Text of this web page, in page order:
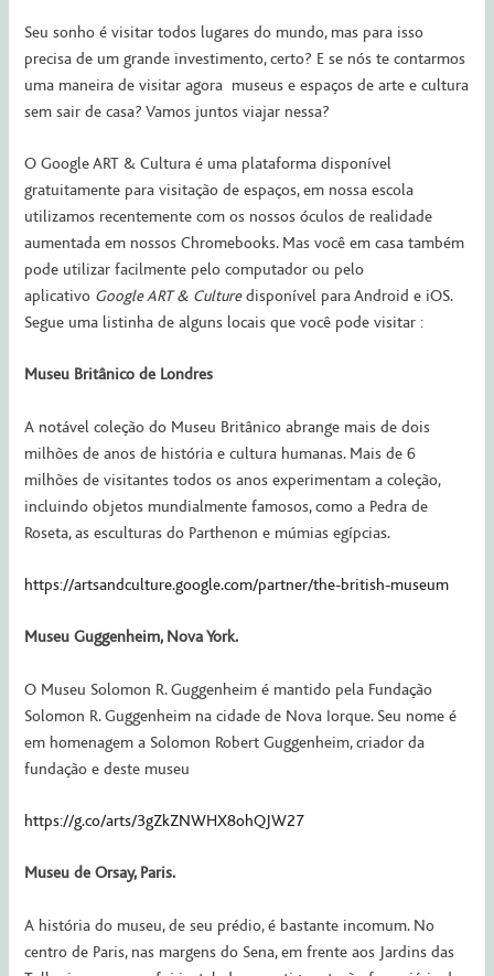
Seu sonho é visitar todos lugares do mundo, mas para isso
precisa de um grande investimento, certo? E se nós te contarmos
uma maneira de visitar agora museus e espaços de arte e cultura
sem sair de casa? Vamos juntos viajar nessa?
O Google ART & Cultura é uma plataforma disponível
gratuitamente para visitação de espaços, em nossa escola
utilizamos recentemente com os nossos óculos de realidade
aumentada em nossos Chromebooks. Mas você em casa também
pode utilizar facilmente pelo computador ou pelo
aplicativo Google ART & Culturedisponível para Android e iOS.
Segue uma listinha de alguns locais que você pode visitar :
Museu Britânico de Londres
A notável coleção do Museu Britânico abrange mais de dois
milhões de anos de história e cultura humanas. Mais de 6
milhões de visitantes todos os anos experimentam a coleção,
incluindo objetos mundialmente famosos, como a Pedra de
Roseta, as esculturas do Parthenon e múmias egípcias.
https://artsandculture.google.com/partner/the-british-museum
Museu Guggenheim, Nova York.
O Museu Solomon R. Guggenheim é mantido pela Fundação
Solomon R. Guggenheim na cidade de Nova Iorque. Seu nome é
em homenagem a Solomon Robert Guggenheim, criador da
fundação e deste museu
https://g.co/arts/3gZkZNWHX8ohQJW27
Museu de Orsay, Paris.
A história do museu, de seu prédio, é bastante incomum. No
centro de Paris, nas margens do Sena, em frente aos Jardins das